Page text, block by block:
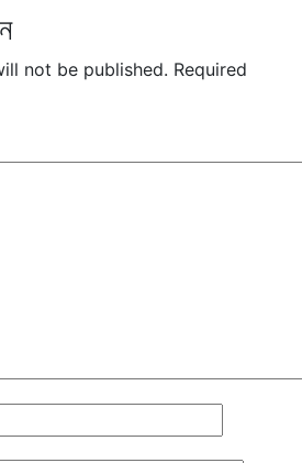
not be published. Required